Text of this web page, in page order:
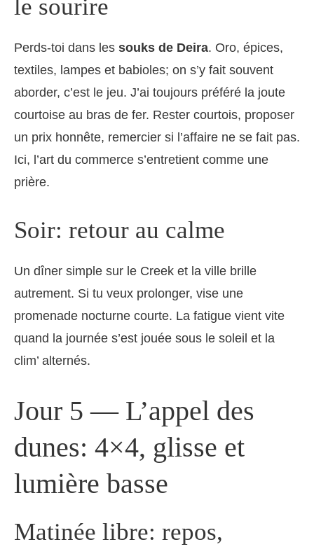
le sourire
Perds-toi dans les souks de Deira. Oro, épices,
textiles, lampes et babioles; on s’y fait souvent
aborder, c’est le jeu. J’ai toujours préféré la joute
courtoise au bras de fer. Rester courtois, proposer
un prix honnête, remercier si l’affaire ne se fait pas.
Ici, l’art du commerce s’entretient comme une
prière.
Soir: retour au calme
Un dîner simple sur le Creek et la ville brille
autrement. Si tu veux prolonger, vise une
promenade nocturne courte. La fatigue vient vite
quand la journée s’est jouée sous le soleil et la
clim’ alternés.
Jour 5 — L’appel des
dunes: 4×4, glisse et
lumière basse
Matinée libre: repos,